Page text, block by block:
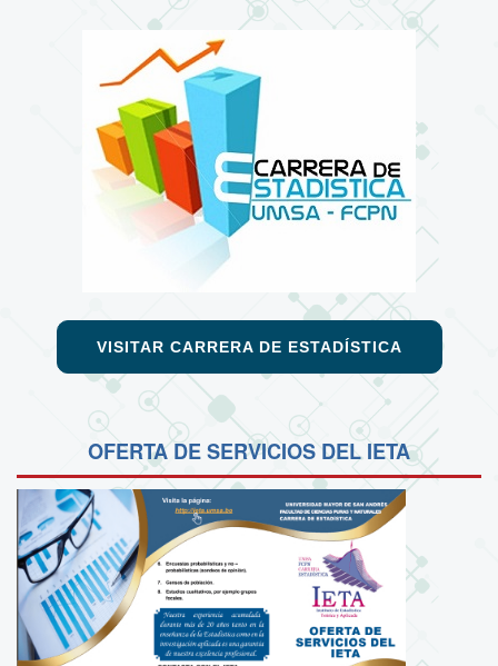
VISITAR CARRERA DE ESTADÍSTICA
OFERTA DE SERVICIOS DEL IETA